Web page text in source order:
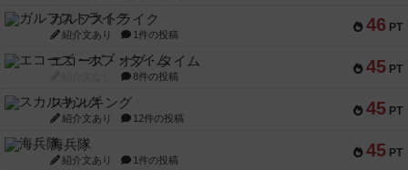
46 PT
ガルフストライク
紹介文あり 1件の投稿
45 PT
エコーズ・オブ・タイム
8件の投稿
45 PT
スカルキング
紹介文あり 12件の投稿
45 PT
海兵隊
紹介文あり 1件の投稿